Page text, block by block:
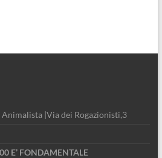
Animalista |Via dei Rogazionisti,3
E’ FONDAMENTALE